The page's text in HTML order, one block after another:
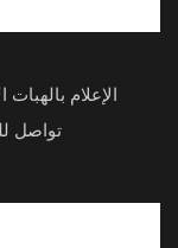
الإعلام
تواصل